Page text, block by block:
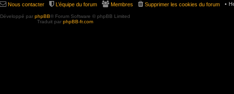
Supprimer les cookies du forum
Membres
L’équipe du forum
Nous contacter
Développé par phpBB® Forum Software © phpBB Limited
Traduit par phpBB-fr.com